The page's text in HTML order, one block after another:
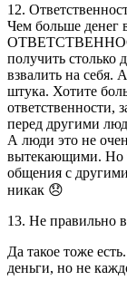
12.
Чем больше денег
получить столько
взвалить на себя.
штука. Хотите
ответственности,
перед другими
А люди это не
вытекающими. Но
общения с
никак 😞
13. Не правильно
Да такое тоже
деньги, но не